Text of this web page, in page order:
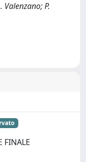
Valenzano; P.
FINALE